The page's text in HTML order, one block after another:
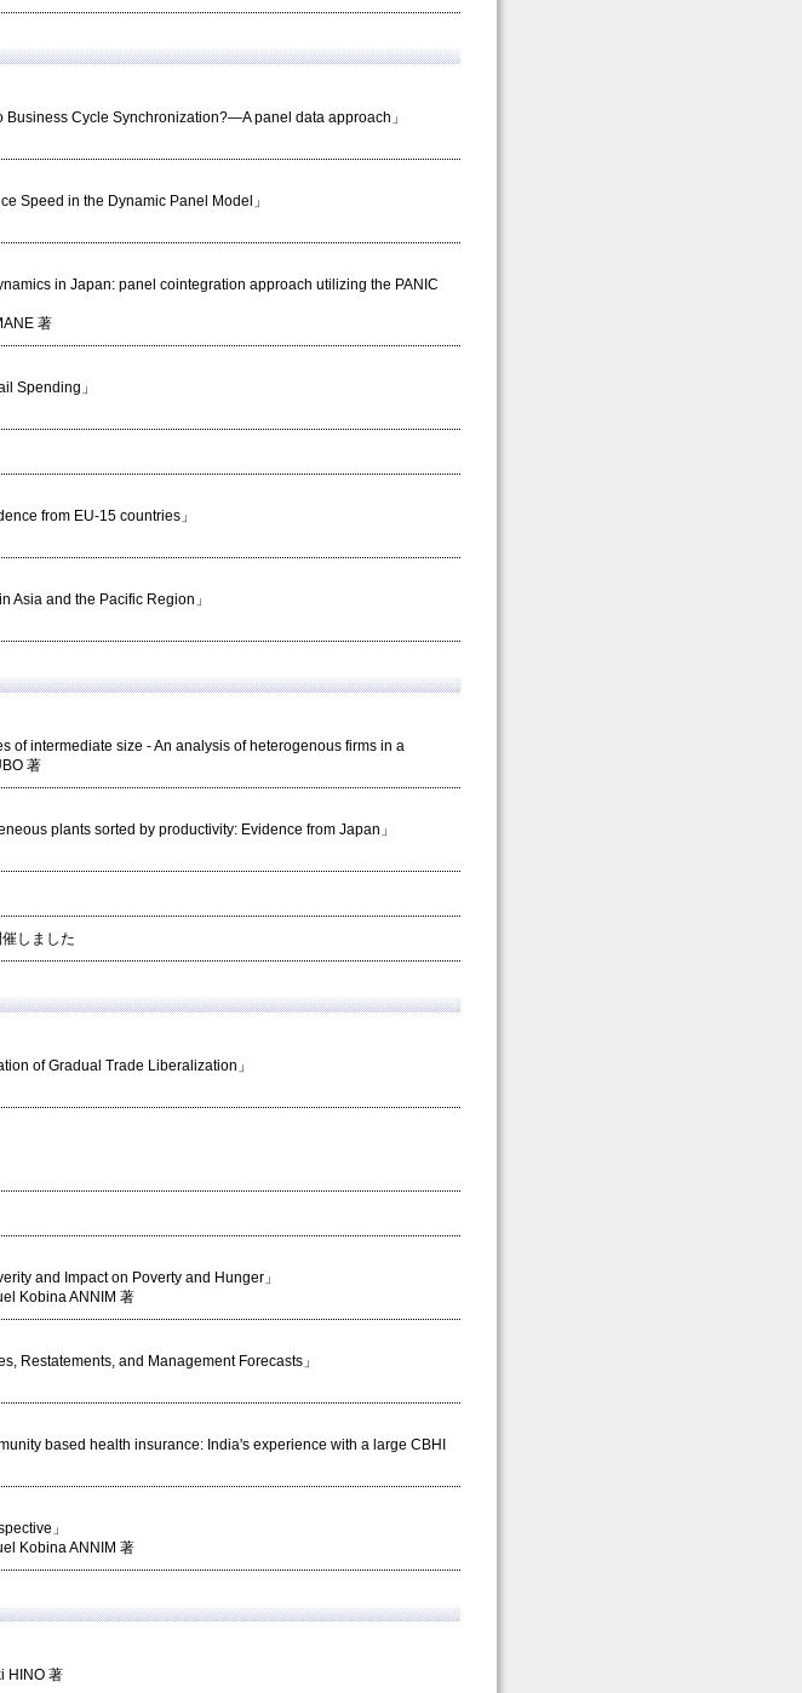
Cycle Synchronization?—A panel data approach」
Speed in the Dynamic Panel Model」
in Japan: panel cointegration approach utilizing the PANIC
著
Spending」
from EU-15 countries」
Asia and the Pacific Region」
of intermediate size - An analysis of heterogenous firms in a
著
plants sorted by productivity: Evidence from Japan」
しました
of Gradual Trade Liberalization」
and Impact on Poverty and Hunger」
Kobina ANNIM 著
Restatements, and Management Forecasts」
based health insurance: India's experience with a large CBHI
」
Kobina ANNIM 著
HINO 著